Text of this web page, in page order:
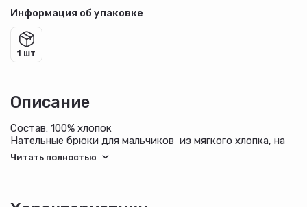
Информация об упаковке
1 шт
Описание
Состав: 100% хлопок
Нательные брюки для мальчиков из мягкого хлопка, на
эластичном поясе со штрипкой. Можно использовать как